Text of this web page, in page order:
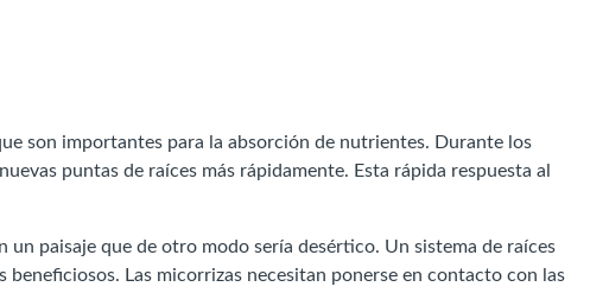
son importantes para la absorción de nutrientes. Durante los
puntas de raíces más rápidamente. Esta rápida respuesta al
un paisaje que de otro modo sería desértico. Un sistema de raíces
Las micorrizas necesitan ponerse en contacto con las